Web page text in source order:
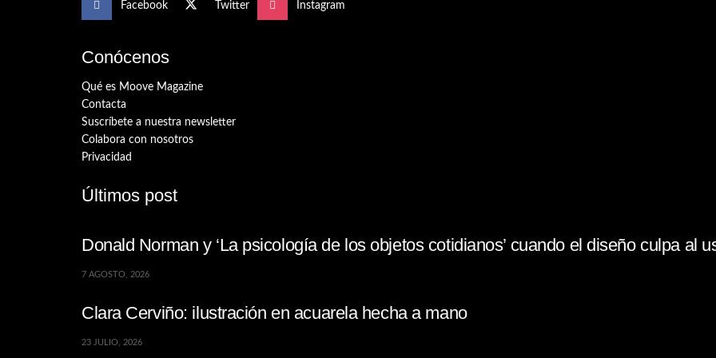
Facebook Twitter Instagram
Conócenos
Qué es Moove Magazine
Contacta
Suscríbete a nuestra newsletter
Colabora con nosotros
Privacidad
Últimos post
Donald Norman y ‘La psicología de los objetos cotidianos’ cuando el diseño culpa al
7 AGOSTO, 2026
Clara Cerviño: ilustración en acuarela hecha a mano
23 JULIO, 2026